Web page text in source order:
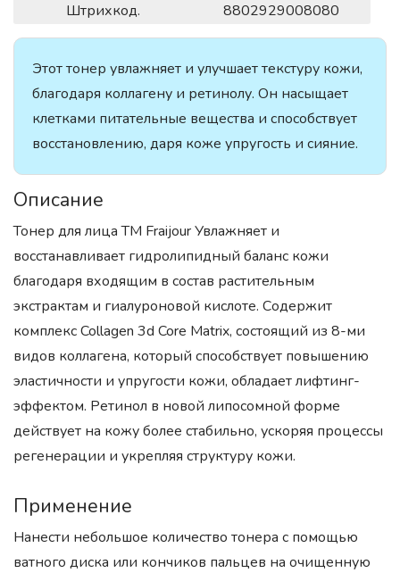
Штрихкод. 8802929008080
Этот тонер увлажняет и улучшает текстуру кожи,
благодаря коллагену и ретинолу. Он насыщает
клетками питательные вещества и способствует
восстановлению, даря коже упругость и сияние.
Описание
Тонер для лица ТМ Fraijour Увлажняет и
восстанавливает гидролипидный баланс кожи
благодаря входящим в состав растительным
экстрактам и гиалуроновой кислоте. Содержит
комплекс Collagen 3d Core Matrix, состоящий из 8-ми
видов коллагена, который способствует повышению
эластичности и упругости кожи, обладает лифтинг-
эффектом. Ретинол в новой липосомной форме
действует на кожу более стабильно, ускоряя процессы
регенерации и укрепляя структуру кожи.
Применение
Нанести небольшое количество тонера с помощью
ватного диска или кончиков пальцев на очищенную